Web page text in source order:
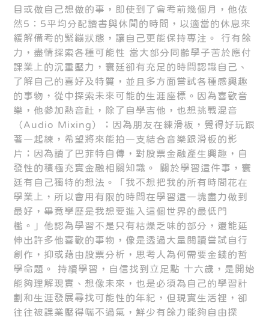
目或做自己想做的事，即使到了會考前幾個月，他依
然5：5平均分配讀書與休閒的時間，以適當的休息來
緩解備考的緊繃狀態，讓自己更能保持專注。 行有餘
力，盡情探索各種可能性 當大部分同齡學子苦於應付
課業上的沉重壓力，寰廷卻有充足的時間認識自己、
了解自己的喜好及特質，並且多方面嘗試各種感興趣
的事物，從中探索未來可能的生涯座標。因為喜歡音
樂，他參加熱音社，除了自學吉他，也想挑戰混音
（Audio Mixing）；因為朋友在練滑板，覺得好玩跟
著一起練，希望將來能拍一支結合音樂跟滑板的影
片；因為讀了巴菲特自傳，對股票金融產生興趣，自
發性的積極充實金融相關知識。 關於學習這件事，寰
廷有自己獨特的想法。「我不想把我的所有時間花在
學業上，所以會用有限的時間在學習這一塊盡力做到
最好，畢竟學歷是我想要進入這個世界的最低門
檻。」他認為學習不是只有枯燥乏味的部分，還能延
伸出許多他喜歡的事物，像是透過大量閱讀嘗試自行
創作，抑或藉由股票分析，思考人為何需要金錢的哲
學命題。 持續學習，自信找到立足點 十六歲，是開始
能夠理解現實、想像未來，也是必須為自己的學習計
劃和生涯發展尋找可能性的年紀，但現實生活裡，卻
往往被課業壓得喘不過氣，鮮少有餘力能夠自由探